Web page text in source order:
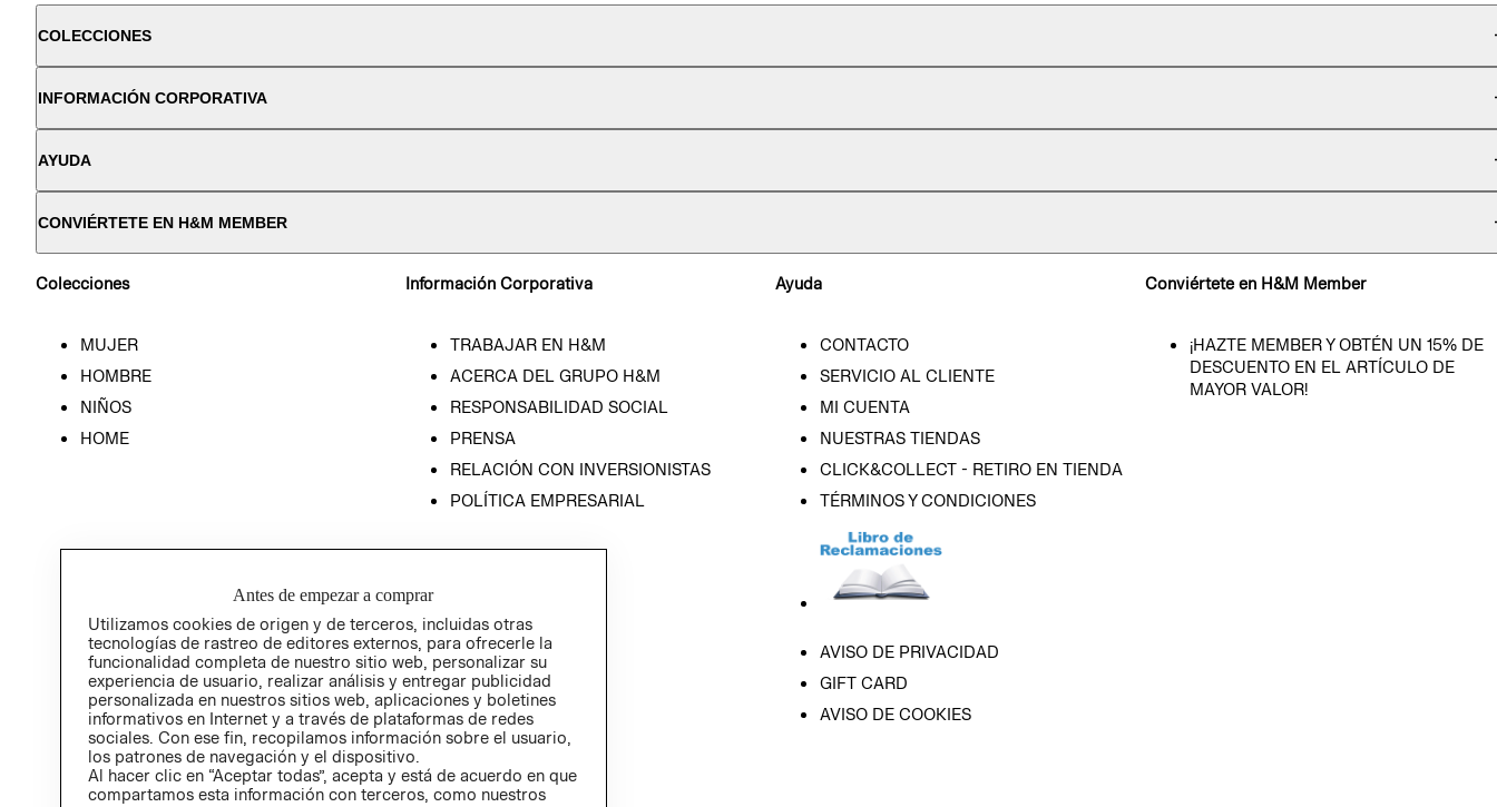
COLECCIONES
INFORMACIÓN CORPORATIVA
AYUDA
CONVIÉRTETE EN H&M MEMBER
Colecciones
MUJER
HOMBRE
NIÑOS
HOME
Información Corporativa
TRABAJAR EN H&M
ACERCA DEL GRUPO H&M
RESPONSABILIDAD SOCIAL
PRENSA
RELACIÓN CON INVERSIONISTAS
POLÍTICA EMPRESARIAL
Ayuda
CONTACTO
SERVICIO AL CLIENTE
MI CUENTA
NUESTRAS TIENDAS
CLICK&COLLECT - RETIRO EN TIENDA
TÉRMINOS Y CONDICIONES
AVISO DE PRIVACIDAD
GIFT CARD
AVISO DE COOKIES
Conviértete en H&M Member
¡HAZTE MEMBER Y OBTÉN UN 15% DE
DESCUENTO EN EL ARTÍCULO DE
MAYOR VALOR!
Antes de empezar a comprar
Utilizamos cookies de origen y de terceros, incluidas otras
tecnologías de rastreo de editores externos, para ofrecerle la
funcionalidad completa de nuestro sitio web, personalizar su
experiencia de usuario, realizar análisis y entregar publicidad
personalizada en nuestros sitios web, aplicaciones y boletines
informativos en Internet y a través de plataformas de redes
sociales. Con ese fin, recopilamos información sobre el usuario,
los patrones de navegación y el dispositivo.
Al hacer clic en “Aceptar todas”, acepta y está de acuerdo en que
compartamos esta información con terceros, como nuestros